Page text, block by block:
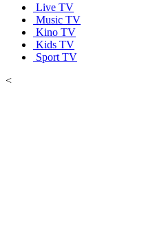
Live TV
Music TV
Kino TV
Kids TV
Sport TV
<